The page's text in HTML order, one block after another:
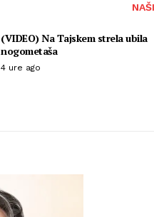
(VIDEO) Na Tajskem strela ubila
nogometaša
4 ure ago